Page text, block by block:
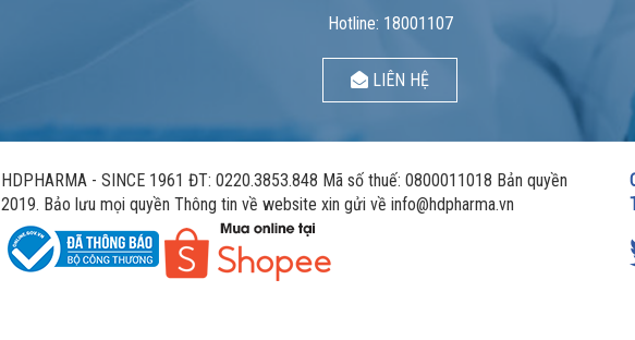
Hotline: 18001107
LIÊN HỆ
HDPHARMA - SINCE 1961 ĐT: 0220.3853.848 Mã số thuế: 0800011018 Bản quyền
2019. Bảo lưu mọi quyền Thông tin về website xin gửi về info@hdpharma.vn